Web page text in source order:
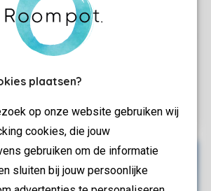
plaatsen?
op onze website gebruiken wij
cookies, die jouw
gebruiken om de informatie
sluiten bij jouw persoonlijke